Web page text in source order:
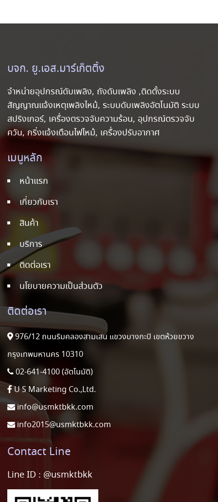
บจก. ยู.เอส.มาร์เก็ตติ้ง
จำหน่ายอุปกรณ์ดับเพลิง, ถังดับเพลิง ,ติดตั้งระบบ
สัญญาณแจ้งเหตุเพลิงไหม้, ระบบดับเพลิงอัตโนมัติ ระบบ
สปริงเกอร์, เครื่องตรวจจับความร้อน, อุปกรณ์ตรวจจับ
ควัน, กริ่งแจ้งเตือนไฟไหม้, เครื่องปรับอากาศ
เมนูหลัก
หน้าแรก
เกี่ยวกับเรา
สินค้า
บริการ
ติดต่อเรา
นโยบายความเป็นส่วนตัว
ติดต่อเรา
976/12 ถนนริมคลองสามเสน แขวงบางกะปิ เขตห้วยขวาง
กรุงเทพมหานคร 10310
02-641-4100 (อัตโนมัติ)
U S Marketing Co.,Ltd.
info@usmktbkk.com
info2015@usmktbkk.com
Contact Line
Line ID : @usmktbkk